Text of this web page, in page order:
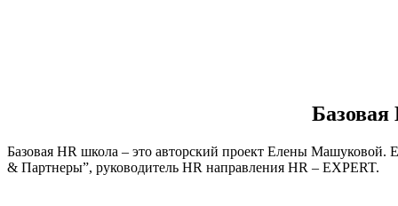
Базовая HR школа – это авторский проект Елены
& Партнеры”, руководитель HR направления HR – EXPERT.